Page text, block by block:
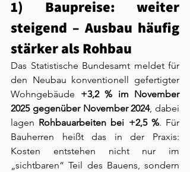
1) Baupreise: weiter
steigend – Ausbau häufig
stärker als Rohbau
Das Statistische Bundesamt meldet für
den Neubau konventionell gefertigter
Wohngebäude +3,2 % im November
2025 gegenüber November 2024, dabei
lagen Rohbauarbeiten bei +2,5 %. Für
Bauherren heißt das in der Praxis:
Kosten entstehen nicht nur im
„sichtbaren“ Teil des Bauens, sondern